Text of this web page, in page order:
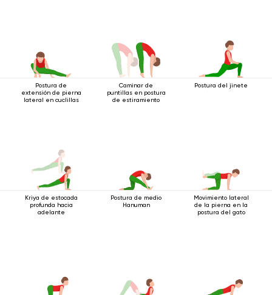
Postura de
extensión de pierna
lateral en cuclillas
Caminar de
puntillas en postura
de estiramiento
Postura del jinete
Kriya de estocada
profunda hacia
adelante
Postura de medio
Hanuman
Movimiento lateral
de la pierna en la
postura del gato